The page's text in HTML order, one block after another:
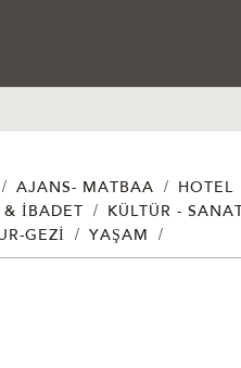
/ AJANS- MATBAA / HOTEL
İBADET / KÜLTÜR - SANAT
GEZI / YAŞAM /